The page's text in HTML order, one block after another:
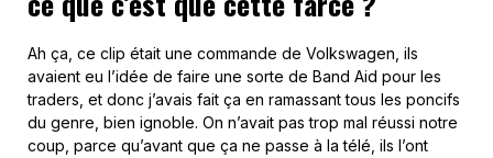
Ah ça, ce clip était une commande de Volkswagen, ils
avaient eu l’idée de faire une sorte de Band Aid pour les
traders, et donc j’avais fait ça en ramassant tous les poncifs
du genre, bien ignoble. On n’avait pas trop mal réussi notre
coup, parce qu’avant que ça ne passe à la télé, ils l’ont